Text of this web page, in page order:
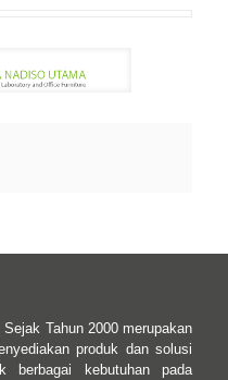
Tahun 2000 merupakan
produk dan solusi
berbagai kebutuhan pada